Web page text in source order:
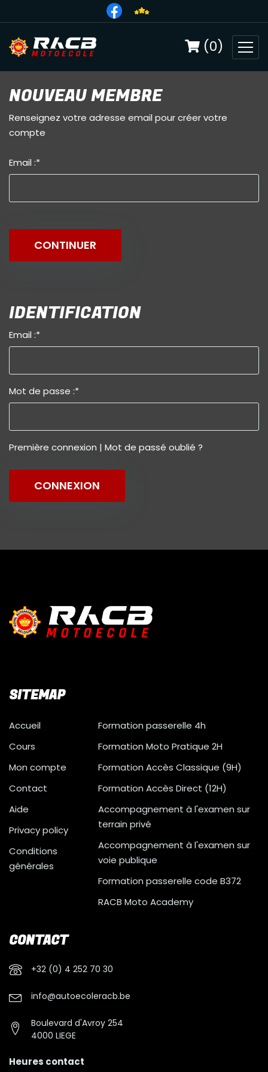
(0)
NOUVEAU MEMBRE
Renseignez votre adresse email pour créer votre
compte
Email :*
IDENTIFICATION
Email :*
Mot de passe :*
Première connexion | Mot de passé oublié ?
CONNEXION
SITEMAP
Accueil
Cours
Mon compte
Contact
Aide
Privacy policy
Conditions
générales
Formation passerelle 4h
Formation Moto Pratique 2H
Formation Accès Classique (9H)
Formation Accès Direct (12H)
Accompagnement à l'examen sur
terrain privé
Accompagnement à l'examen sur
voie publique
Formation passerelle code B372
RACB Moto Academy
CONTACT
+32 (0) 4 252 70 30
info@autoecoleracb.be
Boulevard d'Avroy 254
4000 LIEGE
Heures contact